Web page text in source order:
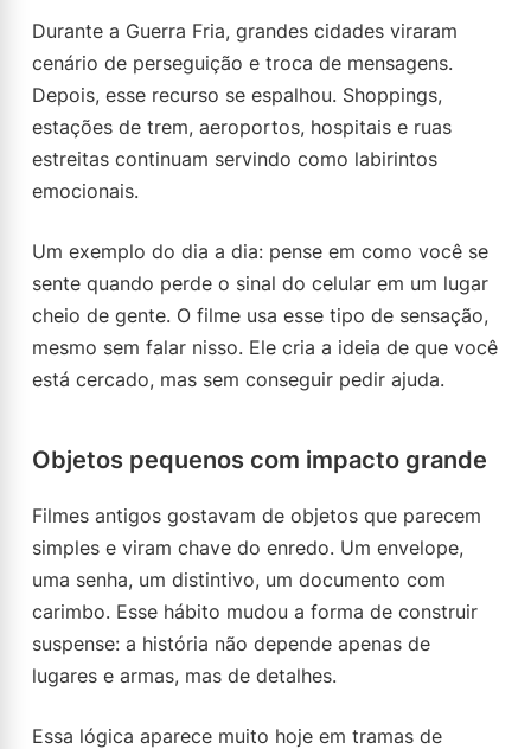
Durante a Guerra Fria, grandes cidades viraram
cenário de perseguição e troca de mensagens.
Depois, esse recurso se espalhou. Shoppings,
estações de trem, aeroportos, hospitais e ruas
estreitas continuam servindo como labirintos
emocionais.
Um exemplo do dia a dia: pense em como você se
sente quando perde o sinal do celular em um lugar
cheio de gente. O filme usa esse tipo de sensação,
mesmo sem falar nisso. Ele cria a ideia de que você
está cercado, mas sem conseguir pedir ajuda.
Objetos pequenos com impacto grande
Filmes antigos gostavam de objetos que parecem
simples e viram chave do enredo. Um envelope,
uma senha, um distintivo, um documento com
carimbo. Esse hábito mudou a forma de construir
suspense: a história não depende apenas de
lugares e armas, mas de detalhes.
Essa lógica aparece muito hoje em tramas de